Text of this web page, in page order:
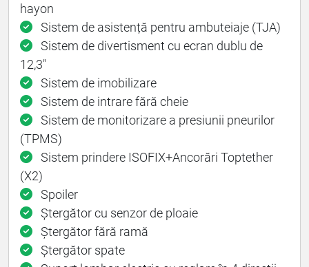
hayon
Sistem de asistență pentru ambuteiaje (TJA)
Sistem de divertisment cu ecran dublu de
12,3"
Sistem de imobilizare
Sistem de intrare fără cheie
Sistem de monitorizare a presiunii pneurilor
(TPMS)
Sistem prindere ISOFIX+Ancorări Toptether
(X2)
Spoiler
Ștergător cu senzor de ploaie
Ștergător fără ramă
Ștergător spate